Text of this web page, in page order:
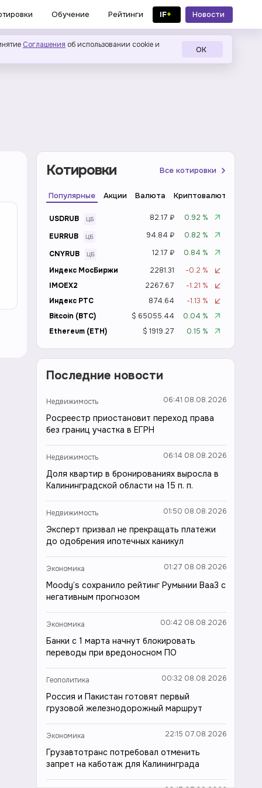
Обучение Рейтинги IF+
Новости
в MAX
Соглашения об использовании cookie и
ОК
Котировки Все котировки
Популярные Акции Валюта Криптовалюта
USDRUB 82.17 ₽
0.92 %
EURRUB
94.84 ₽
0.82 %
CNYRUB
12.17 ₽
0.84 %
Индекс МосБиржи
2281.31
-0.2 %
IMOEX2
2267.67
-1.21 %
Индекс РТС
874.64
-1.13 %
Bitcoin (BTC)
$ 65055.44
0.04 %
Ethereum (ETH)
$ 1919.27 0.15 %
Последние новости
Недвижимость 06:41 08.08.2026
Росреестр приостановит переход права
без границ участка в ЕГРН
Недвижимость 06:14 08.08.2026
Доля квартир в бронированиях выросла в
Калининградской области на 15 п. п.
Недвижимость 01:50 08.08.2026
Эксперт призвал не прекращать платежи
до одобрения ипотечных каникул
Экономика 01:27 08.08.2026
Moody’s сохранило рейтинг Румынии Baa3 с
негативным прогнозом
Экономика 00:42 08.08.2026
Банки с 1 марта начнут блокировать
переводы при вредоносном ПО
Геополитика 00:32 08.08.2026
Россия и Пакистан готовят первый
грузовой железнодорожный маршрут
Экономика 22:15 07.08.2026
Грузавтотранс потребовал отменить
запрет на каботаж для Калининграда